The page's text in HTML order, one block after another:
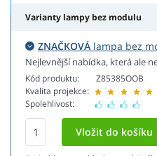
Varianty lampy bez modulu
ZNAČKOVÁ lampa bez
Nejlevnější nabídka, která ale
Kód produktu:
Kvalita projekce:
Spolehlivost:
Z85385OOB